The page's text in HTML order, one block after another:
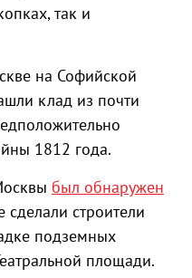
так и
на Софийской
клад из почти
1812 года.
был обнаружен
сделали строители
подземных
площади.